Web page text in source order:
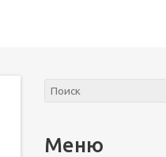
Меню